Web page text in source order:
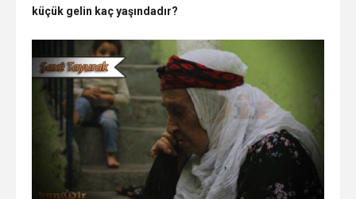
küçük gelin kaç yaşındadır?